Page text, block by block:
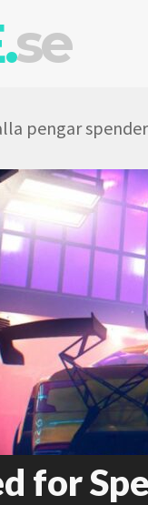
se
pengar
for